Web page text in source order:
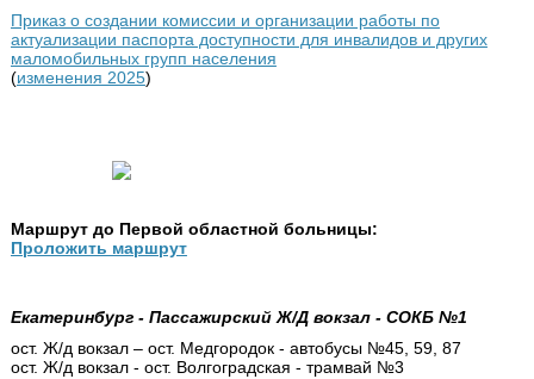
Приказ о создании комиссии и организации работы по
актуализации паспорта доступности для инвалидов и других
маломобильных групп населения
(изменения 2025)
Маршрут до Первой областной больницы:
Проложить маршрут
Екатеринбург - Пассажирский Ж/Д вокзал - СОКБ №1
ост. Ж/д вокзал – ост. Медгородок - автобусы №45, 59, 87
ост. Ж/д вокзал - ост. Волгоградская - трамвай №3